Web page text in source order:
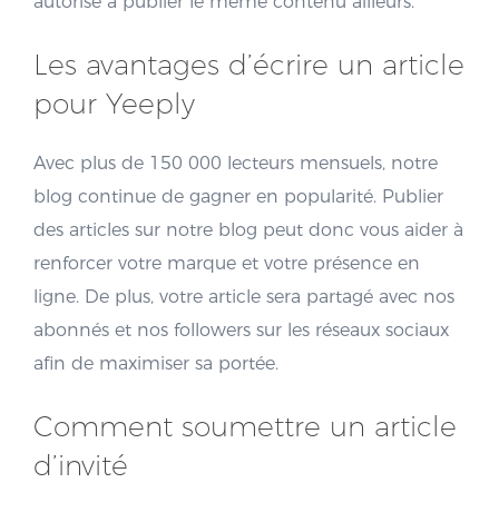
Les avantages d’écrire un article
pour Yeeply
Avec plus de 150 000 lecteurs mensuels, notre
blog continue de gagner en popularité. Publier
des articles sur notre blog peut donc vous aider à
renforcer votre marque et votre présence en
ligne. De plus, votre article sera partagé avec nos
abonnés et nos followers sur les réseaux sociaux
afin de maximiser sa portée.
Comment soumettre un article
d’invité